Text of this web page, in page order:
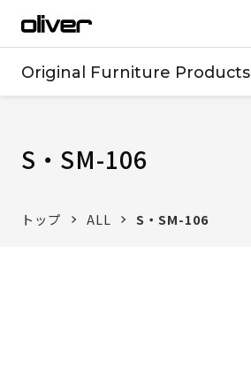
Original Furniture Products
S・SM-106
トップ ALL S・SM-106